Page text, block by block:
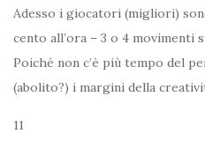
Adesso i giocatori (migliori)
cento all’ora – 3 o 4 movimenti
Poiché non c’è più tempo del
(abolito?) i margini della
11